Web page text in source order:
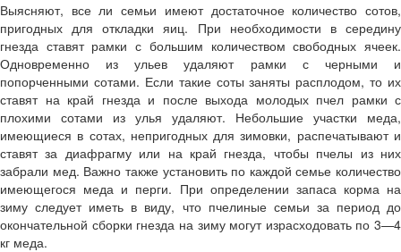
Выясняют, все ли семьи имеют достаточное количество сотов,
пригодных для откладки яиц. При необходимости в середину
гнезда ставят рамки с большим количеством свободных ячеек.
Одновременно из ульев удаляют рамки с черными и
попорченными сотами. Если такие соты заняты расплодом, то их
ставят на край гнезда и после выхода молодых пчел рамки с
плохими сотами из улья удаляют. Небольшие участки меда,
имеющиеся в сотах, непригодных для зимовки, распечатывают и
ставят за диафрагму или на край гнезда, чтобы пчелы из них
забрали мед. Важно также установить по каждой семье количество
имеющегося меда и перги. При определении запаса корма на
зиму следует иметь в виду, что пчелиные семьи за период до
окончательной сборки гнезда на зиму могут израсходовать по 3—4
кг меда.